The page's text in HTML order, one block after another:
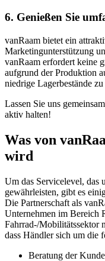
6. Genießen Sie
vanRaam bietet ein
Marketingunterstützung
vanRaam erfordert keine
aufgrund der Produktion
niedrige Lagerbestände
Lassen Sie uns
aktiv halten!
Was von
wird
Um das Servicelevel, das
gewährleisten, gibt es
Die Partnerschaft als
Unternehmen im Bereich
Fahrrad-/Mobilitätssektor
dass Händler sich um die
Beratung der